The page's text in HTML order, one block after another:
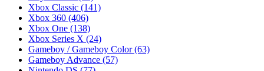
Xbox Classic (141)
Xbox 360 (406)
Xbox One (138)
Xbox Series X (24)
Gameboy / Gameboy Color(63)
Gameboy Advance (57)